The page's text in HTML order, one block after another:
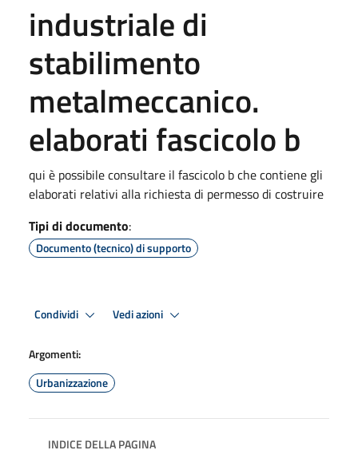
industriale di
stabilimento
metalmeccanico.
elaborati fascicolo b
qui è possibile consultare il fascicolo b che contiene gli
elaborati relativi alla richiesta di permesso di costruire
Tipi di documento:
Documento (tecnico) di supporto
Condividi Vedi azioni
Argomenti:
Urbanizzazione
INDICE DELLA PAGINA